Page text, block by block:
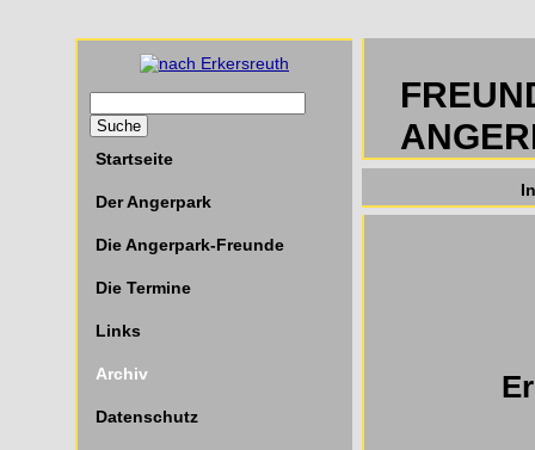
Startseite
Der Angerpark
Die Angerpark-Freunde
Die Termine
Links
Archiv
Datenschutz